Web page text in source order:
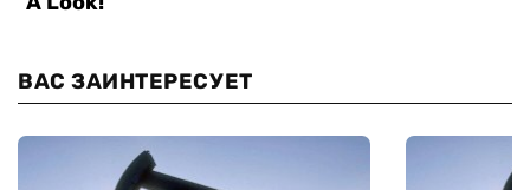
ВАС ЗАИНТЕРЕСУЕТ